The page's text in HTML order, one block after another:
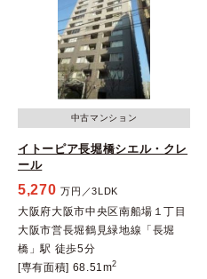
中古マンション
イトーピア長堀橋シエル・クレ
ール
5,270 万円／3LDK
大阪府大阪市中央区南船場１丁目
大阪市営長堀鶴見緑地線「長堀
橋」駅 徒歩5分
[専有面積] 68.51m2